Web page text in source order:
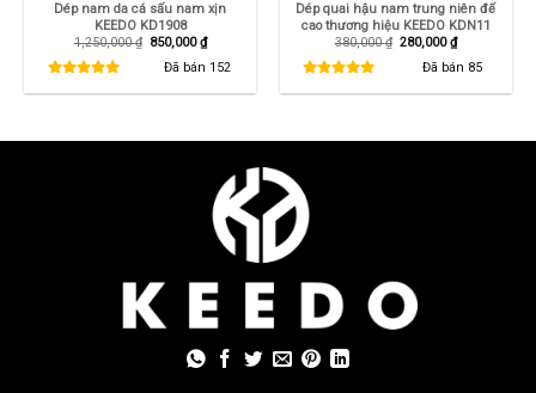
Dép nam da cá sấu nam xịn
KEEDO KD1908
1,250,000₫ Giá
850,000₫Giá
hiện
tại
Đã bán 152
Dép quai hậu nam trung niên đế
cao thương hiệu KEEDO KDN11
380,000₫ Giá
280,000₫Giá
hiện
tại
Đã bán 85